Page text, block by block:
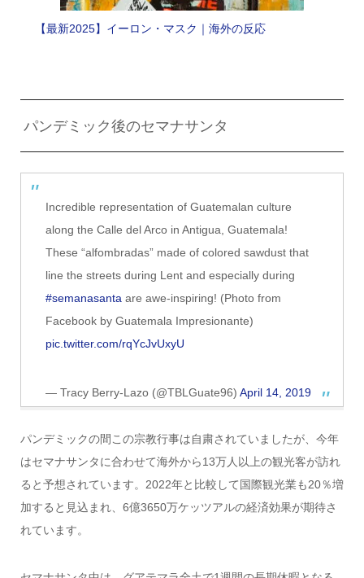
【最新2025】イーロン・マスク｜海外の反応
パンデミック後のセマナサンタ
Incredible representation of Guatemalan culture
along the Calle del Arco in Antigua, Guatemala!
These “alfombradas” made of colored sawdust that
line the streets during Lent and especially during
#semanasanta are awe-inspiring! (Photo from
Facebook by Guatemala Impresionante)
pic.twitter.com/rqYcJvUxyU
— Tracy Berry-Lazo (@TBLGuate96) April 14, 2019
パンデミックの間この宗教行事は自粛されていましたが、今年
はセマナサンタに合わせて海外から13万人以上の観光客が訪れ
ると予想されています。2022年と比較して国際観光業も20％増
加すると見込まれ、6億3650万ケッツアルの経済効果が期待さ
れています。